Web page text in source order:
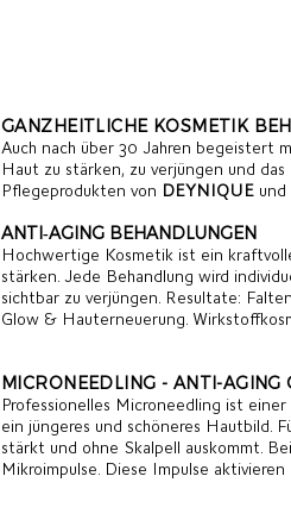
GANZHEITLICHE KOSMETIK
Auch nach über 30 Jahren begeistert
Haut zu stärken, zu verjüngen und
Pflegeprodukten von DEYNIQUE und
ANTI‑AGING BEHANDLUNGEN
Hochwertige Kosmetik ist ein
stärken. Jede Behandlung wird
sichtbar zu verjüngen. Resultate:
Glow & Hauterneuerung.
MICRONEEDLING - ANTI-AGING
Professionelles Microneedling ist einer
ein jüngeres und schöneres Hautbild.
stärkt und ohne Skalpell auskommt.
Mikroimpulse. Diese Impulse